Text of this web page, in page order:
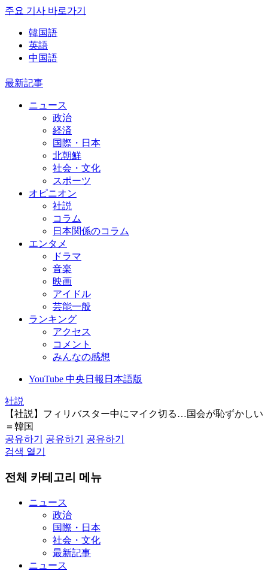
주요 기사 바로가기
韓国語
英語
中国語
最新記事
ニュース
政治
経済
国際・日本
北朝鮮
社会・文化
スポーツ
オピニオン
社説
コラム
日本関係のコラム
エンタメ
ドラマ
音楽
映画
アイドル
芸能一般
ランキング
アクセス
コメント
みんなの感想
YouTube 中央日報日本語版
社説
【社説】フィリバスター中にマイク切る…国会が恥ずかしい
＝韓国
공유하기
공유하기
공유하기
검색 열기
전체 카테고리 메뉴
ニュース
政治
国際・日本
社会・文化
最新記事
ニュース